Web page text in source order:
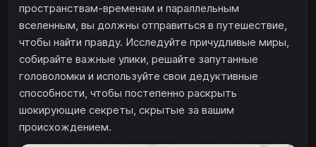
пространствам-временам и параллельным
вселенным, вы должны отправиться в путешествие,
чтобы найти правду. Исследуйте причудливые миры,
собирайте важные улики, решайте запутанные
головоломки и используйте свои дедуктивные
способности, чтобы постепенно раскрыть
шокирующие секреты, скрытые за вашим
происхождением.